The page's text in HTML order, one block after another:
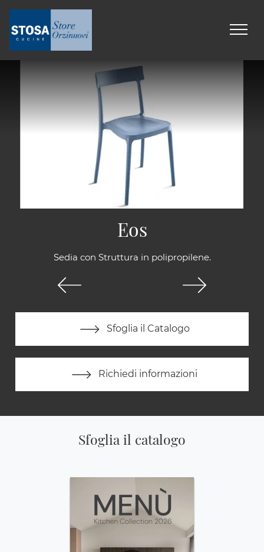
Sedia con Struttura in polipropilene.
Sfoglia il Catalogo
Richiedi informazioni
Eos
Sfoglia il catalogo